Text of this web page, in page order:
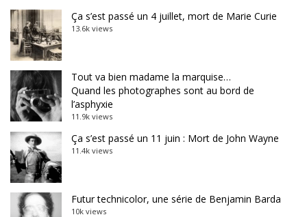
Ça s’est passé un 4 juillet, mort de Marie Curie
13.6k views
Tout va bien madame la marquise…
Quand les photographes sont au bord de
l’asphyxie
11.9k views
Ça s’est passé un 11 juin : Mort de John Wayne
11.4k views
Futur technicolor, une série de Benjamin Barda
10k views